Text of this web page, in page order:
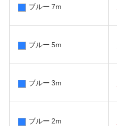
ブルー 7m
ブルー 5m
ブルー 3m
ブルー 2m